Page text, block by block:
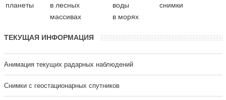
планеты
в лесных
массивах
воды
в морях
снимки
ТЕКУЩАЯ ИНФОРМАЦИЯ
Анимация текущих радарных наблюдений
Cнимки с геостационарных спутников